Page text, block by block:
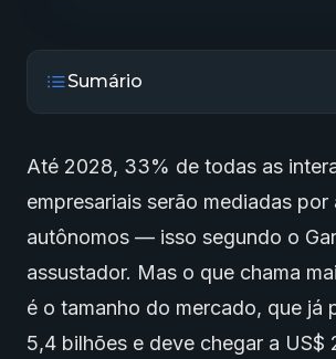
Sumário
Até 2028, 33% de todas as
empresariais serão mediadas por
autônomos — isso segundo o
assustador. Mas o que chama
é o tamanho do mercado, que já
5,4 bilhões e deve chegar a US$